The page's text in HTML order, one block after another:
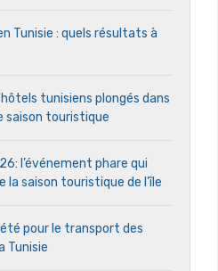
Tunisie : quels résultats à
hôtels tunisiens plongés dans
saison touristique
l’événement phare qui
saison touristique de l’île
pour le transport des
Tunisie